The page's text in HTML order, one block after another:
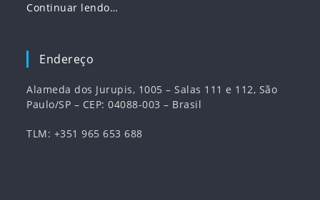
Continuar lendo…
Endereço
Alameda dos Jurupis, 1005 – Salas 111 e 112, São
Paulo/SP – CEP: 04088-003 – Brasil
TLM: +351 965 653 688